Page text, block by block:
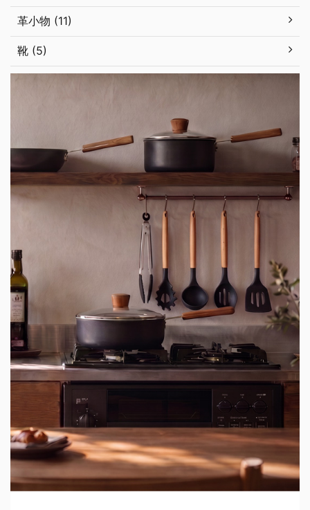
革小物 (11)
靴 (5)